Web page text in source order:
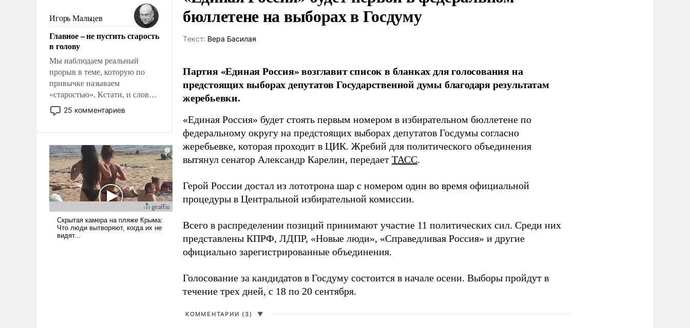
консультирует Киев, пришла в
голову мысль: хорошо бы
продемонстрировать, что
Украина вступила в
вооруженное противостояние
с Ираном.
Игорь Мальцев
Главное – не пустить старость
в голову
Мы наблюдаем реальный
прорыв в теме, которую по
привычке называем
«старостью». Кстати, и слово-
то это уже стараются не
использовать – так же, как
что оно уже несет негативные
коннотации.
25 комментариев
бюллетене на выборах в Госдуму
Tекст: Вера Басилая
Партия «Единая Россия» возглавит список в бланках для голосования на
предстоящих выборах депутатов Государственной думы благодаря результатам
жеребьевки.
«Единая Россия» будет стоять первым номером в избирательном бюллетене по
федеральному округу на предстоящих выборах депутатов Госдумы согласно
жеребьевке, которая проходит в ЦИК. Жребий для политического объединения
вытянул сенатор Александр Карелин, передает ТАСС.
Герой России достал из лототрона шар с номером один во время официальной
процедуры в Центральной избирательной комиссии.
Всего в распределении позиций принимают участие 11 политических сил. Среди них
представлены КПРФ, ЛДПР, «Новые люди», «Справедливая Россия» и другие
официально зарегистрированные объединения.
Голосование за кандидатов в Госдуму состоится в начале осени. Выборы пройдут в
течение трех дней, с 18 по 20 сентября.
КОММЕНТАРИИ (3) ▼